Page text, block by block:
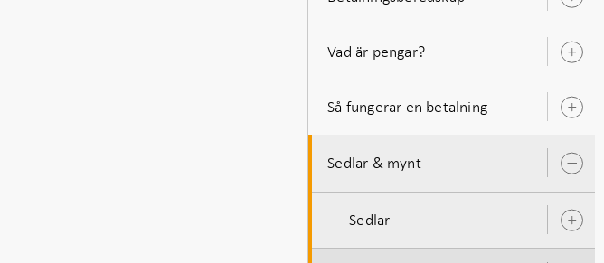
Vad är pengar?
Så fungerar en betalning
Sedlar & mynt
Sedlar